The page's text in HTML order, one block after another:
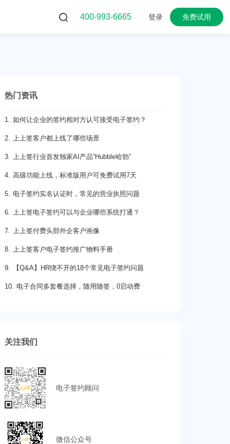
400-993-6665 登录 免费试用
热门资讯
1. 如何让企业的签约相对方认可接受电子签约？
2. 上上签客户都上线了哪些场景
3. 上上签行业首发独家AI产品“Hubble哈勃”
4. 高级功能上线，标准版用户可免费试用7天
5. 电子签约实名认证时，常见的营业执照问题
6. 上上签电子签约可以与企业哪些系统打通？
7. 上上签付费头部外企客户画像
8. 上上签客户电子签约推广物料手册
9. 【Q&A】HR绕不开的18个常见电子签约问题
10. 电子合同多套餐选择，随用随签，0启动费
关注我们
电子签约顾问
微信公众号